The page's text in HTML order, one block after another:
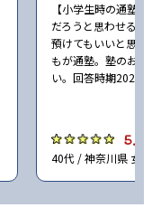
【小学生時の通塾
だろうと思わせる
預けてもいいと思
もが通塾。塾のお
い。回答時期2023
5.0
40代 / 神奈川県 女性